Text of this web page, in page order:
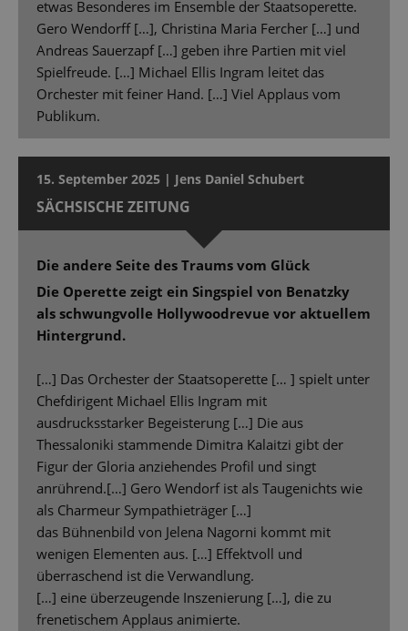
etwas Besonderes im Ensemble der Staatsoperette.
Gero Wendorff […], Christina Maria Fercher […] und
Andreas Sauerzapf […] geben ihre Partien mit viel
Spielfreude. […] Michael Ellis Ingram leitet das
Orchester mit feiner Hand. […] Viel Applaus vom
Publikum.
15. September 2025 | Jens Daniel Schubert
SÄCHSISCHE ZEITUNG
Die andere Seite des Traums vom Glück
Die Operette zeigt ein Singspiel von Benatzky
als schwungvolle Hollywoodrevue vor aktuellem
Hintergrund.
[…] Das Orchester der Staatsoperette [… ] spielt unter
Chefdirigent Michael Ellis Ingram mit
ausdrucksstarker Begeisterung […] Die aus
Thessaloniki stammende Dimitra Kalaitzi gibt der
Figur der Gloria anziehendes Profil und singt
anrührend.[…] Gero Wendorf ist als Taugenichts wie
als Charmeur Sympathieträger […]
das Bühnenbild von Jelena Nagorni kommt mit
wenigen Elementen aus. […] Effektvoll und
überraschend ist die Verwandlung.
[…] eine überzeugende Inszenierung […], die zu
frenetischem Applaus animierte.